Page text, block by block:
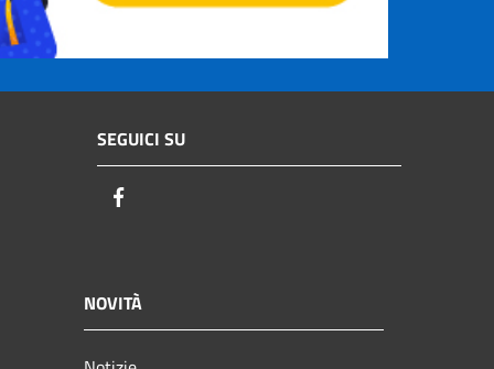
SEGUICI SU
NOVITÀ